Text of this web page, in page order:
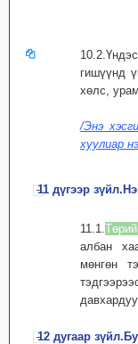
гишүүнд
хөлс,
/Энэ
хуулиар
11 дүгээр
11.1.
албан
мөнгөн
12 дугаар